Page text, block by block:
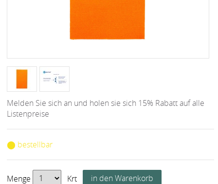
Melden Sie sich an und holen sie sich 15% Rabatt auf alle
Listenpreise
⬤ bestellbar
Menge Krt